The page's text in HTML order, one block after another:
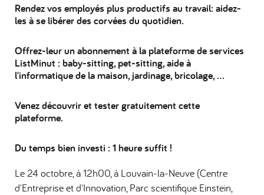
Rendez vos employés plus productifs au travail: aidez-
les à se libérer des corvées du quotidien.
Offrez-leur un abonnement à la plateforme de services
ListMinut : baby-sitting, pet-sitting, aide à
l'informatique de la maison, jardinage, bricolage, …
Venez découvrir et tester gratuitement cette
plateforme.
Du temps bien investi : 1 heure suffit !
Le 24 octobre, à 12h00, à Louvain-la-Neuve (Centre
d'Entreprise et d'Innovation, Parc scientifique Einstein,